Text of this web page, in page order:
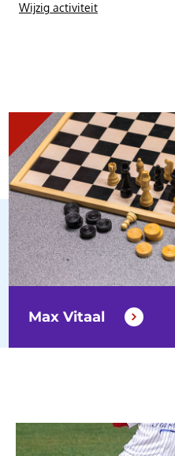
Wijzig activiteit
Max Vitaal